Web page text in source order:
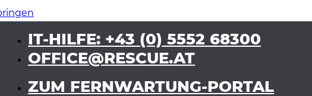
IT-HILFE: +43 (0) 5552 68300
OFFICE@RESCUE.AT
ZUM FERNWARTUNG-PORTAL